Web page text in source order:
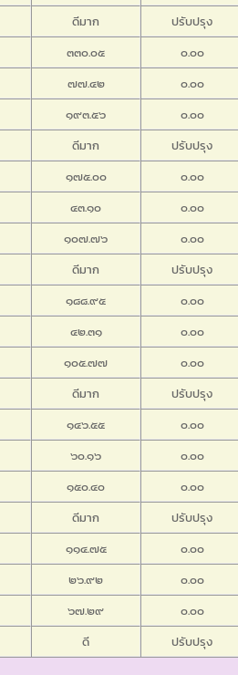
ดีมาก ปรับปรุง
๓๓๐.๐๕ ๐.๐๐
๗๗.๔๒ ๐.๐๐
๑๙๓.๕๖ ๐.๐๐
ดีมาก ปรับปรุง
๑๗๕.๐๐ ๐.๐๐
๔๓.๑๐ ๐.๐๐
๑๐๗.๗๖ ๐.๐๐
ดีมาก ปรับปรุง
๑๘๘.๙๕ ๐.๐๐
๔๒.๓๑ ๐.๐๐
๑๐๕.๗๗ ๐.๐๐
ดีมาก ปรับปรุง
๑๔๖.๕๕ ๐.๐๐
๖๐.๑๖ ๐.๐๐
๑๕๐.๔๐ ๐.๐๐
ดีมาก ปรับปรุง
๑๑๔.๗๕ ๐.๐๐
๒๖.๙๒ ๐.๐๐
๖๗.๒๙ ๐.๐๐
ดี ปรับปรุง